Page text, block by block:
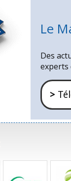
Le
Des
experts
>